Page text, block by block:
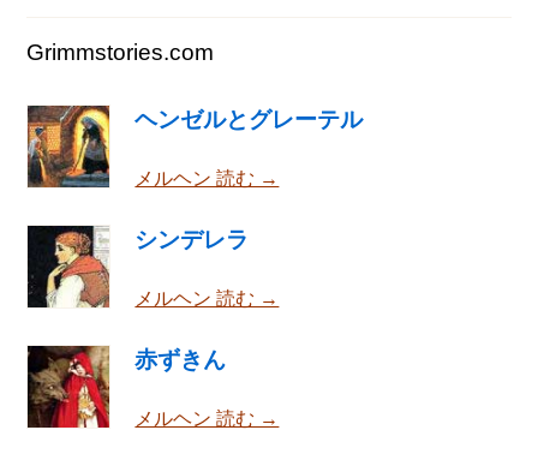
Grimmstories.com
ヘンゼルとグレーテル
メルヘン 読む →
シンデレラ
メルヘン 読む →
赤ずきん
メルヘン 読む →